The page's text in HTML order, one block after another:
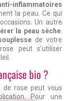
inflammatoires
la peau. Ce qui
Un autre
la peau sèche.
de votre
peut s’utiliser
bio ?
de rose peut vous
Pour une